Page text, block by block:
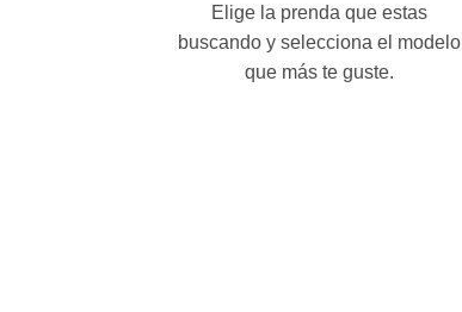
Elige la prenda que estas
buscando y selecciona el modelo
que más te guste.